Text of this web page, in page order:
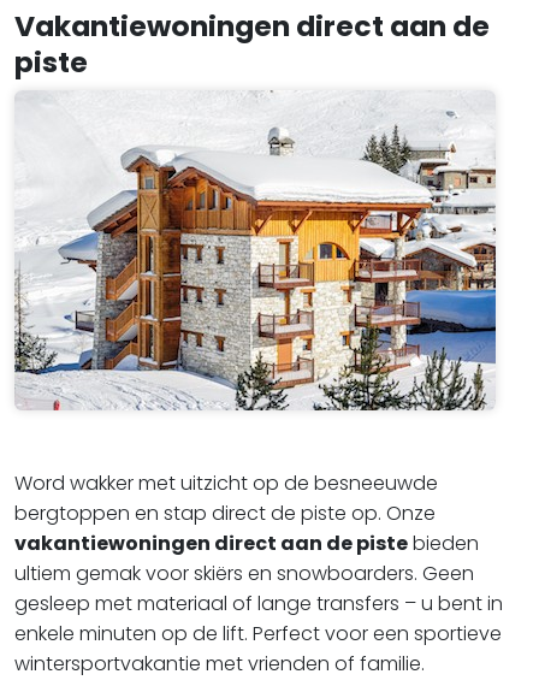
Vakantiewoningen direct aan de
piste
Word wakker met uitzicht op de besneeuwde
bergtoppen en stap direct de piste op. Onze
vakantiewoningen direct aan de pistebieden
ultiem gemak voor skiërs en snowboarders. Geen
gesleep met materiaal of lange transfers – u bent in
enkele minuten op de lift. Perfect voor een sportieve
wintersportvakantie met vrienden of familie.